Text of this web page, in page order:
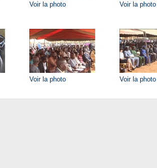
Voir la photo Voir la photo
Voir la photo Voir la photo